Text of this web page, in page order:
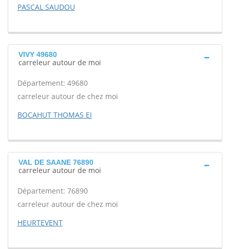
PASCAL SAUDOU
VIVY 49680
carreleur autour de moi
Département: 49680
carreleur autour de chez moi
BOCAHUT THOMAS EI
VAL DE SAANE 76890
carreleur autour de moi
Département: 76890
carreleur autour de chez moi
HEURTEVENT